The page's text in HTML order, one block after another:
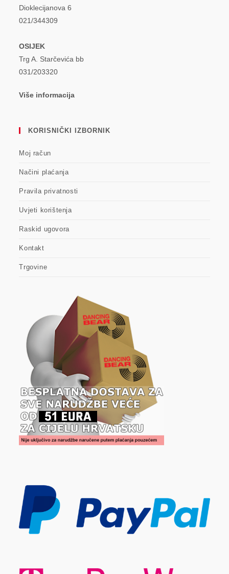
Dioklecijanova 6
021/344309
OSIJEK
Trg A. Starčevića bb
031/203320
Više informacija
KORISNIČKI IZBORNIK
Moj račun
Načini plaćanja
Pravila privatnosti
Uvjeti korištenja
Raskid ugovora
Kontakt
Trgovine